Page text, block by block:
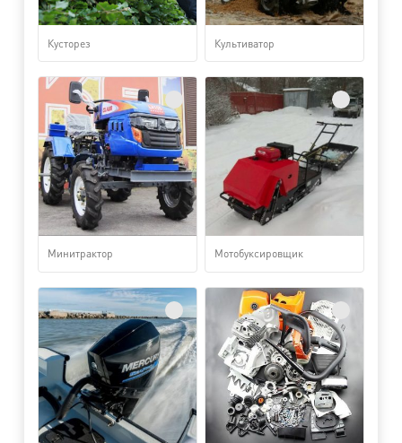
Кусторез Культиватор
Минитрактор Мотобуксировщик